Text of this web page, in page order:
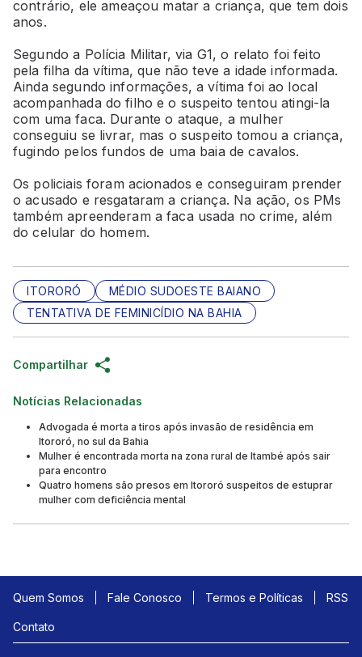
contrário, ele ameaçou matar a criança, que tem dois
anos.
Segundo a Polícia Militar, via G1, o relato foi feito
pela filha da vítima, que não teve a idade informada.
Ainda segundo informações, a vítima foi ao local
acompanhada do filho e o suspeito tentou atingi-la
com uma faca. Durante o ataque, a mulher
conseguiu se livrar, mas o suspeito tomou a criança,
fugindo pelos fundos de uma baia de cavalos.
Os policiais foram acionados e conseguiram prender
o acusado e resgataram a criança. Na ação, os PMs
também apreenderam a faca usada no crime, além
do celular do homem.
ITORORÓ
MÉDIO SUDOESTE BAIANO
TENTATIVA DE FEMINICÍDIO NA BAHIA
Compartilhar
Notícias Relacionadas
Advogada é morta a tiros após invasão de residência em
Itororó, no sul da Bahia
Mulher é encontrada morta na zona rural de Itambé após sair
para encontro
Quatro homens são presos em Itororó suspeitos de estuprar
mulher com deficiência mental
Quem Somos Fale Conosco Termos e Políticas RSS
Contato